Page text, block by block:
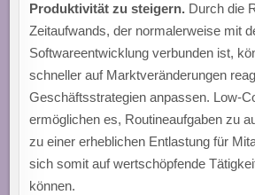
Produktivität zu steigern. Durch die
Zeitaufwands, der normalerweise mit
Softwareentwicklung verbunden ist,
schneller auf Marktveränderungen
Geschäftsstrategien anpassen. Low-
ermöglichen es, Routineaufgaben zu
zu einer erheblichen Entlastung für
sich somit auf wertschöpfende
können.